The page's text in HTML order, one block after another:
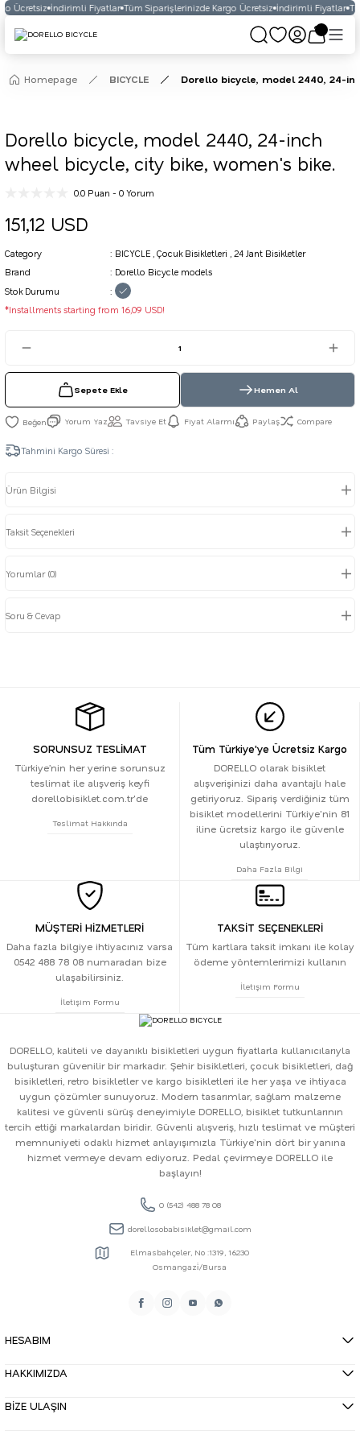
Ücretsiz İndirimli Fiyatlar Tüm Siparişlerinizde Kargo Ücretsiz İndirimli Fiyatlar
Homepage BICYCLE Dorello bicycle, model 2440, 24-
Dorello bicycle, model 2440, 24-inch
wheel bicycle, city bike, women's bike.
0.0 Puan - 0 Yorum
151,12 USD
Category BICYCLE , Çocuk Bisikletleri , 24 Jant Bisikletler
Brand
Dorello Bicycle models
Stok Durumu
*Installments starting from 16,09 USD!
Sepete Ekle Hemen Al
Yorum Yaz Tavsiye Et Fiyat Alarmı Paylaş Compare
Tahmini Kargo Süresi :
Ürün Bilgisi
Taksit Seçenekleri
Yorumlar (0)
Soru & Cevap
SORUNSUZ TESLİMAT
Türkiye’nin her yerine sorunsuz
teslimat ile alışveriş keyfi
dorellobisiklet.com.tr'de
Teslimat Hakkında
Tüm Türkiye'ye Ücretsiz Kargo
DORELLO olarak bisiklet
alışverişinizi daha avantajlı hale
getiriyoruz. Sipariş verdiğiniz tüm
bisiklet modellerini Türkiye'nin 81
iline ücretsiz kargo ile güvenle
ulaştırıyoruz.
Daha Fazla Bilgi
MÜŞTERİ HİZMETLERİ
Daha fazla bilgiye ihtiyacınız varsa
0542 488 78 08 numaradan bize
ulaşabilirsiniz.
İletişim Formu
TAKSİT SEÇENEKLERİ
Tüm kartlara taksit imkanı ile kolay
ödeme yöntemlerimizi kullanın
İletişim Formu
DORELLO, kaliteli ve dayanıklı bisikletleri uygun fiyatlarla kullanıcılarıyla
buluşturan güvenilir bir markadır. Şehir bisikletleri, çocuk bisikletleri, dağ
bisikletleri, retro bisikletler ve kargo bisikletleri ile her yaşa ve ihtiyaca
uygun çözümler sunuyoruz. Modern tasarımlar, sağlam malzeme
kalitesi ve güvenli sürüş deneyimiyle DORELLO, bisiklet tutkunlarının
tercih ettiği markalardan biridir. Güvenli alışveriş, hızlı teslimat ve müşteri
memnuniyeti odaklı hizmet anlayışımızla Türkiye'nin dört bir yanına
hizmet vermeye devam ediyoruz. Pedal çevirmeye DORELLO ile
başlayın!
0 (542) 488 78 08
dorellosobabisiklet@gmail.com
Elmasbahçeler, No :1319, 16230
Osmangazi̇/Bursa
HESABIM
HAKKIMIZDA
BİZE ULAŞIN